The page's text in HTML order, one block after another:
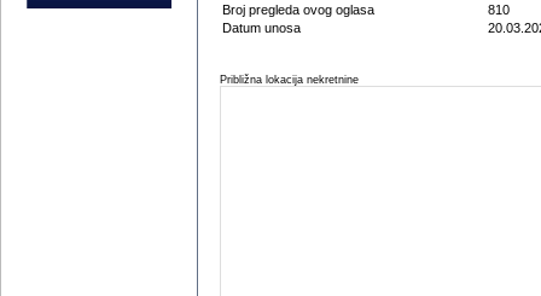
Broj pregleda ovog oglasa
810
Datum unosa
Približna lokacija nekretnine